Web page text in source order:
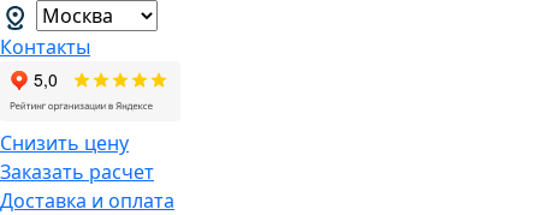
Контакты
Снизить цену
Заказать расчет
Доставка и оплата